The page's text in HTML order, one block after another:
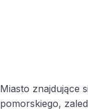
Miasto znajdujące
pomorskiego,